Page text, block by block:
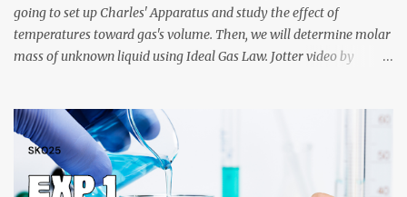
adalah hasil carian Google. Bukan disediakan oleh admin. Admin
hanya membuat compilation sahaja.
going to set up Charles' Apparatus and study the effect of
temperatures toward gas's volume. Then, we will determine molar
mass of unknown liquid using Ideal Gas Law. Jotter video by